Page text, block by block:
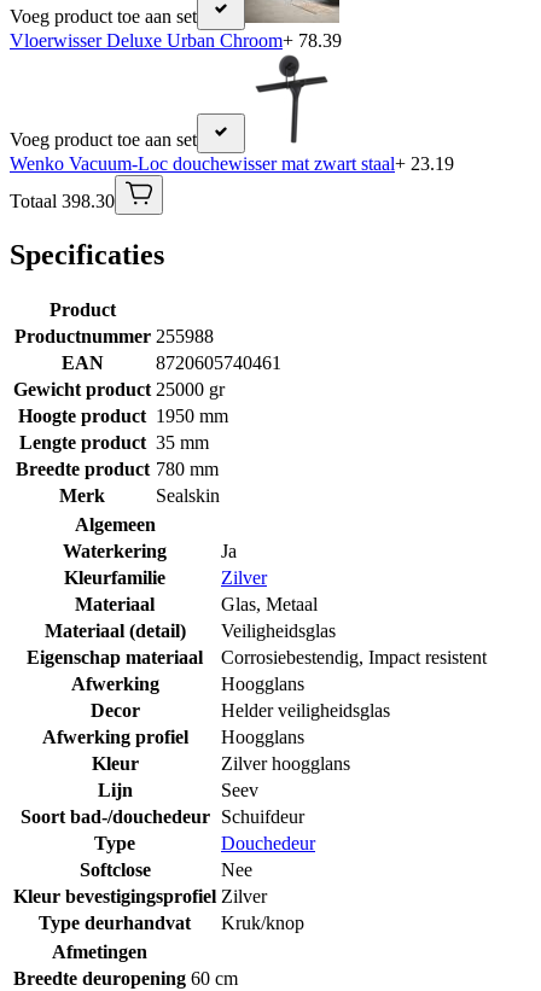
Voeg product toe aan set
Vloerwisser Deluxe Urban Chroom+ 78.39
Voeg product toe aan set
Wenko Vacuum-Loc douchewisser mat zwart staal+ 23.19
Totaal 398.30
Specificaties
Product
Productnummer 255988
EAN
8720605740461
Gewicht product 25000 gr
Hoogte product 1950 mm
Lengte product 35 mm
Breedte product 780 mm
Merk
Sealskin
Algemeen
Waterkering
Ja
Kleurfamilie
Zilver
Materiaal
Glas, Metaal
Materiaal (detail)
Veiligheidsglas
Eigenschap materiaal
Corrosiebestendig, Impact resistent
Afwerking
Hoogglans
Decor
Helder veiligheidsglas
Afwerking profiel
Hoogglans
Kleur
Zilver hoogglans
Lijn
Seev
Soort bad-/douchedeur
Schuifdeur
Type
Douchedeur
Softclose
Nee
Kleur bevestigingsprofiel Zilver
Type deurhandvat
Kruk/knop
Afmetingen
Breedte deuropening 60 cm